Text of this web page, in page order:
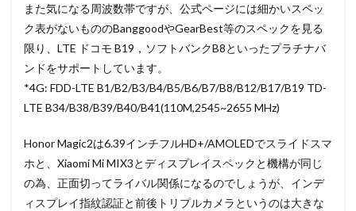
また気になる周波数帯ですが、公式ページには細かいスペッ
ク表がないもののBanggoodやGearBest等のスペックを見る
限り、LTE ドコモ B19，ソフトバンクB8といったプラチナバ
ンドをサポートしています。
*4G: FDD-LTE B1/B2/B3/B4/B5/B6/B7/B8/B12/B17/B19 TD-
LTE B34/B38/B39/B40/B41(110M,2545~2655 MHz)
Honor Magic2は6.39インチフルHD+/AMOLEDでスライドスマ
ホと、Xiaomi Mi MIX3とディスプレイスペックと機構が同じ
の為、正面切ってライバル関係になるのでしょうが、インデ
ィスプレイ指紋認証と前後トリプルカメラというのは大きな